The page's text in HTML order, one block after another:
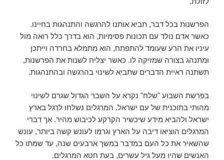
הפרשנות בכל דבר, תביא אותנו להרגשה והתנהגות בחיינו.
כאשר אדם נולד עם תכונות פסימיות, הוא בדרך כלל רואה מול
עיניו את הרע שעומד להתפתח, הוא מתמלא בחרדה וייתכן
ומתנהג בצורה שמזיקה לו. כאשר יצליח לשנות את הפרשנות,
תשתנה ראיית הדברים שתביא לשינוי בהרגשה ובהתנהגות.
בפרשת השבוע "שלח" נקרא על השבר הגדול שגרם לשינוי
מהותי בתוכנית של עם ישראל. המרגלים נשלחו לרַגל בארץ
ישראל ולהביא מידע שיכשיר הקרקע לכיבוש מהיר. אך דברי
המרגלים הוציאו דיבה על הארץ וגרמו לעונש קשה ביותר, עונש
שהשאיר את כל העם במדבר במשך ארבעים שנה, עד שמתו כל
האנשים שהיו מעל גיל עשרים, בעת חטא המרגלים.